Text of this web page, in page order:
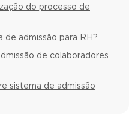
do processo de
de admissão para RH?
de colaboradores
sistema de admissão